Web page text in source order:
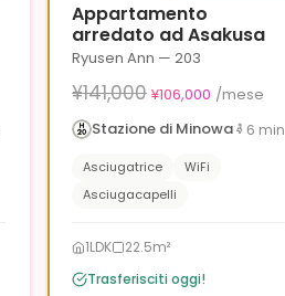
Appartamento
arredato ad Asakusa
Ryusen Ann — 203
¥141,000 ¥106,000 /mese
Stazione di Minowa
6 min
Asciugatrice
WiFi
Asciugacapelli
1LDK
22.5m²
Trasferisciti oggi!